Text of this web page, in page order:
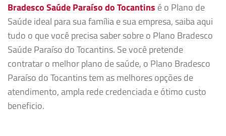
Bradesco Saúde Paraíso do Tocantins é o Plano de
Saúde ideal para sua família e sua empresa, saiba aqui
tudo o que você precisa saber sobre o Plano Bradesco
Saúde Paraíso do Tocantins. Se você pretende
contratar o melhor plano de saúde, o Plano Bradesco
Paraíso do Tocantins tem as melhores opções de
atendimento, ampla rede credenciada e ótimo custo
beneficio.